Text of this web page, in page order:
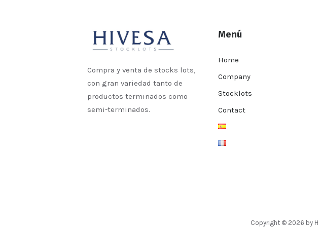
Compra y venta de stocks lots,
con gran variedad tanto de
productos terminados como
semi-terminados.
Menú
Home
Company
Stocklots
Contact
Copyright © 2026 by